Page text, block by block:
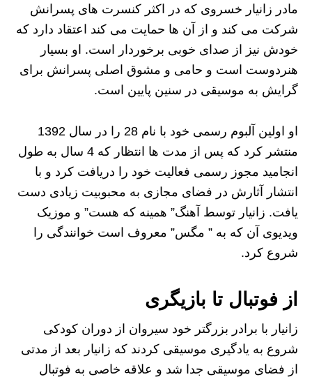
مادر زانیار خسروی که در اکثر کنسرت های پسرانش
شرکت می کند و از آن ها حمایت می کند اعتقاد دارد که
خودش نیز از صدای خوبی برخوردار است. او بسیار
هنردوست است و حامی و مشوق اصلی پسرانش برای
گرایش به موسیقی در سنین پایین است.
او اولین آلبوم رسمی خود با نام 28 را در سال 1392
منتشر کرد که پس از مدت ها انتظار که 4 سال به طول
انجامید مجوز رسمی فعالیت خود را دریافت کرد و با
انتشار آثارش در فضای مجازی به محبوبیت زیادی دست
یافت. زانیار توسط آهنگ” همینه که هست” و موزیک
ویدیوی آن که به ” مگس” معروف است خوانندگی را
شروع کرد.
از فوتبال تا بازیگری
زانیار با برادر بزرگتر خود سیروان از دوران کودکی
شروع به یادگیری موسیقی کردند که زانیار بعد از مدتی
از فضای موسیقی جدا شد و علاقه خاصی به فوتبال